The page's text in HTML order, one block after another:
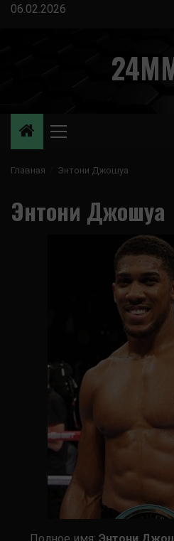
Перейти
06.02.2026
Основное
Главная Энтони Джошуа
Энтони Джошуа